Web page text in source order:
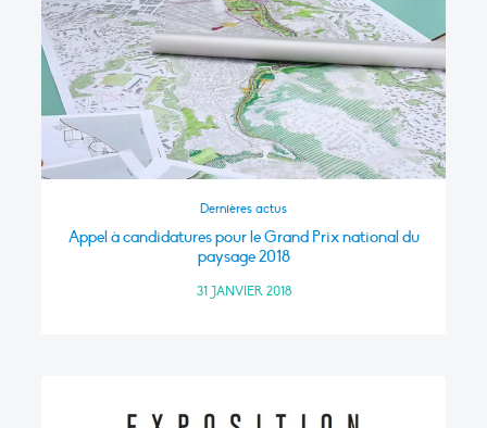
Dernières actus
Appel à candidatures pour le Grand Prix national du
paysage 2018
31 JANVIER 2018